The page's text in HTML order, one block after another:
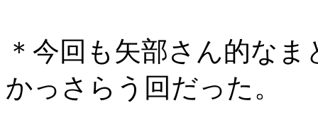
＊今回も矢部さん的な
かっさらう回だった。